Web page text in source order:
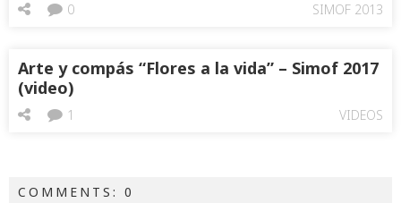
SIMOF 2013
0
Arte y compás “Flores a la vida” – Simof 2017
(video)
VIDEOS
1
COMMENTS: 0